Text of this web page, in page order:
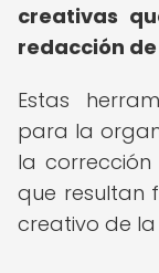
creativas
redacción
Estas
para la
la corrección
que resultan
creativo de la